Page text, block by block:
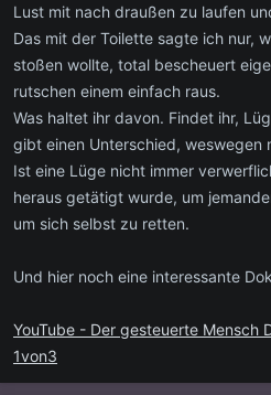
Lust mit nach draußen zu laufen
Das mit der Toilette sagte ich nur,
stoßen wollte, total bescheuert
rutschen einem einfach raus.
Was haltet ihr davon. Findet ihr,
gibt einen Unterschied, weswegen
Ist eine Lüge nicht immer
heraus getätigt wurde, um
um sich selbst zu retten.
Und hier noch eine interessante
YouTube - Der gesteuerte Mensch
1von3